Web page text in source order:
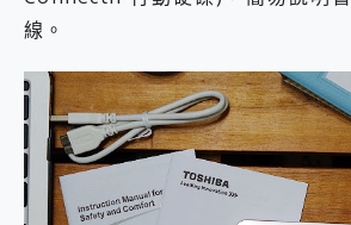
線。